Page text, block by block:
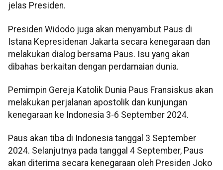
jelas Presiden.
Presiden Widodo juga akan menyambut Paus di
Istana Kepresidenan Jakarta secara kenegaraan dan
melakukan dialog bersama Paus. Isu yang akan
dibahas berkaitan dengan perdamaian dunia.
Pemimpin Gereja Katolik Dunia Paus Fransiskus akan
melakukan perjalanan apostolik dan kunjungan
kenegaraan ke Indonesia 3-6 September 2024.
Paus akan tiba di Indonesia tanggal 3 September
2024. Selanjutnya pada tanggal 4 September, Paus
akan diterima secara kenegaraan oleh Presiden Joko